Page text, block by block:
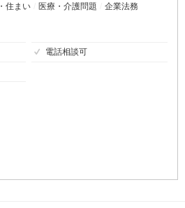
住まい 医療・介護問題 企業法務
電話相談可